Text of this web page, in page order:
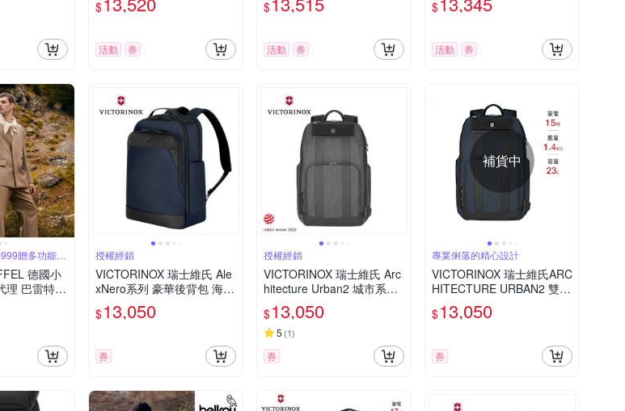
3-TW61-MC
$
活動 券
$
活動 券
61-BK
$
活動 券
贈多功能鑰
德國小
理 巴雷特
/BF546-61
授權經銷
VICTORINOX 瑞士維氏 Ale
xNero系列 豪華後背包 海軍
藍/黑 653677/653679
$13,050
券
授權經銷
VICTORINOX 瑞士維氏 Arc
hitecture Urban2 城市系列
後背包 31x46x23 灰/藍/黑 6
11954/612669/653356
$13,050
5 (1)
券
補貨中
專業俐落的精心設計
VICTORINOX 瑞士維氏ARC
HITECTURE URBAN2 雙層
後背包 藍色
$13,050
券